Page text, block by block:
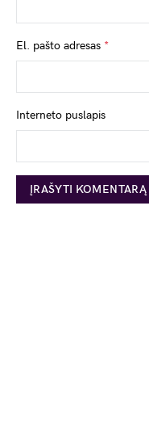
El. pašto adresas *
Interneto puslapis